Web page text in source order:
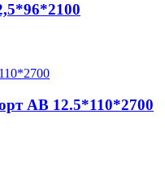
AB 12.5*110*2700